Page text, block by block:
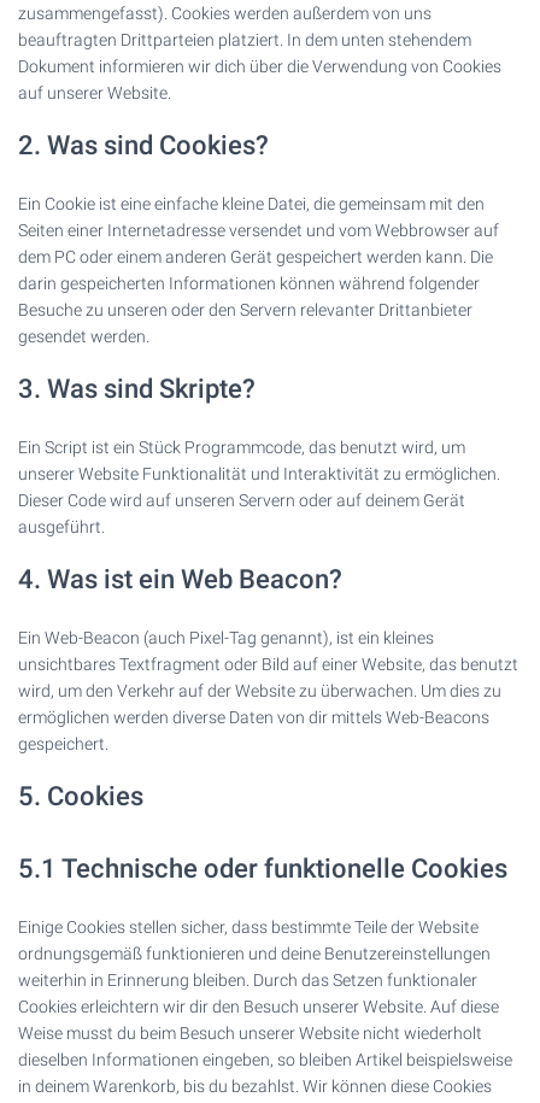
zusammengefasst). Cookies werden außerdem von uns
beauftragten Drittparteien platziert. In dem unten stehendem
Dokument informieren wir dich über die Verwendung von Cookies
auf unserer Website.
2. Was sind Cookies?
Ein Cookie ist eine einfache kleine Datei, die gemeinsam mit den
Seiten einer Internetadresse versendet und vom Webbrowser auf
dem PC oder einem anderen Gerät gespeichert werden kann. Die
darin gespeicherten Informationen können während folgender
Besuche zu unseren oder den Servern relevanter Drittanbieter
gesendet werden.
3. Was sind Skripte?
Ein Script ist ein Stück Programmcode, das benutzt wird, um
unserer Website Funktionalität und Interaktivität zu ermöglichen.
Dieser Code wird auf unseren Servern oder auf deinem Gerät
ausgeführt.
4. Was ist ein Web Beacon?
Ein Web-Beacon (auch Pixel-Tag genannt), ist ein kleines
unsichtbares Textfragment oder Bild auf einer Website, das benutzt
wird, um den Verkehr auf der Website zu überwachen. Um dies zu
ermöglichen werden diverse Daten von dir mittels Web-Beacons
gespeichert.
5. Cookies
5.1 Technische oder funktionelle Cookies
Einige Cookies stellen sicher, dass bestimmte Teile der Website
ordnungsgemäß funktionieren und deine Benutzereinstellungen
weiterhin in Erinnerung bleiben. Durch das Setzen funktionaler
Cookies erleichtern wir dir den Besuch unserer Website. Auf diese
Weise musst du beim Besuch unserer Website nicht wiederholt
dieselben Informationen eingeben, so bleiben Artikel beispielsweise
in deinem Warenkorb, bis du bezahlst. Wir können diese Cookies